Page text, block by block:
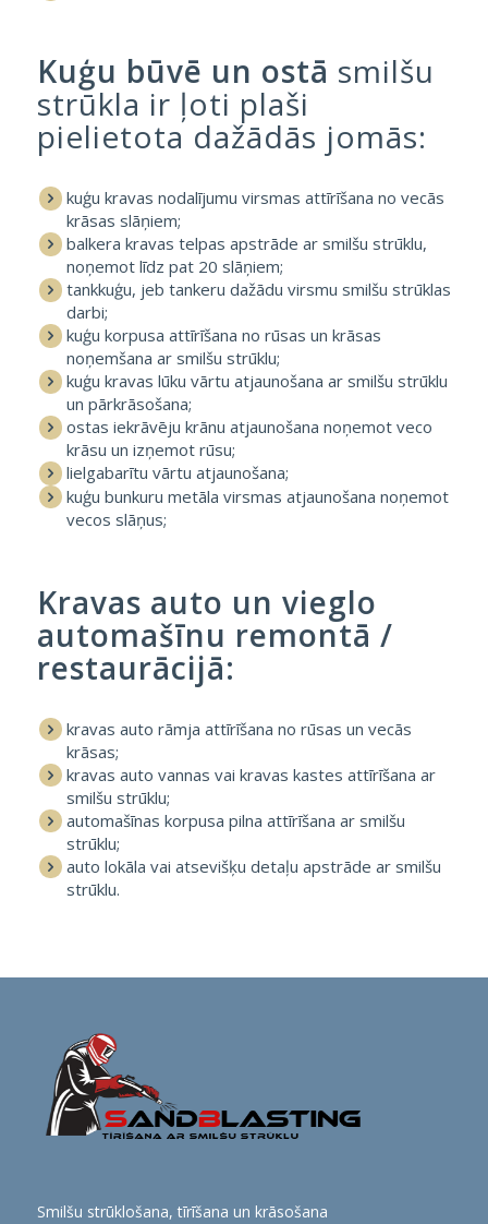
Kuģu būvē un ostā smilšu
strūkla ir ļoti plaši
pielietota dažādās jomās:
kuģu kravas nodalījumu virsmas attīrīšana no vecās
krāsas slāņiem;
balkera kravas telpas apstrāde ar smilšu strūklu,
noņemot līdz pat 20 slāņiem;
tankkuģu, jeb tankeru dažādu virsmu smilšu strūklas
darbi;
kuģu korpusa attīrīšana no rūsas un krāsas
noņemšana ar smilšu strūklu;
kuģu kravas lūku vārtu atjaunošana ar smilšu strūklu
un pārkrāsošana;
ostas iekrāvēju krānu atjaunošana noņemot veco
krāsu un izņemot rūsu;
lielgabarītu vārtu atjaunošana;
kuģu bunkuru metāla virsmas atjaunošana noņemot
vecos slāņus;
Kravas auto un vieglo
automašīnu remontā /
restaurācijā:
kravas auto rāmja attīrīšana no rūsas un vecās
krāsas;
kravas auto vannas vai kravas kastes attīrīšana ar
smilšu strūklu;
automašīnas korpusa pilna attīrīšana ar smilšu
strūklu;
auto lokāla vai atsevišķu detaļu apstrāde ar smilšu
strūklu.
Smilšu strūklošana, tīrīšana un krāsošana